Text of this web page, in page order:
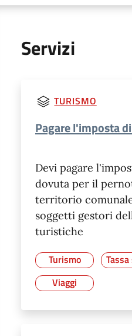
Servizi
TURISMO
Pagare l'imposta
Devi pagare
dovuta per il
territorio
soggetti gestori
turistiche
Turismo
Viaggi